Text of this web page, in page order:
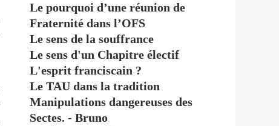
Le pourquoi d’une réunion de
Fraternité dans l’OFS
Le sens de la souffrance
Le sens d'un Chapitre électif
L'esprit franciscain ?
Le TAU dans la tradition
Manipulations dangereuses des
Sectes. - Bruno